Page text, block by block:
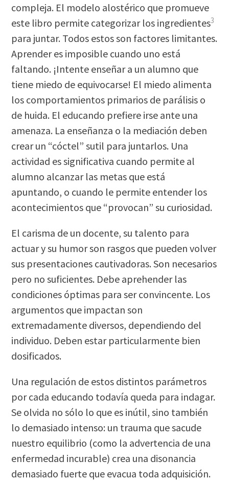
compleja. El modelo alostérico que promueve
este libro permite categorizar los ingredientes3
para juntar. Todos estos son factores limitantes.
Aprender es imposible cuando uno está
faltando. ¡Intente enseñar a un alumno que
tiene miedo de equivocarse! El miedo alimenta
los comportamientos primarios de parálisis o
de huida. El educando prefiere irse ante una
amenaza. La enseñanza o la mediación deben
crear un “cóctel” sutil para juntarlos. Una
actividad es significativa cuando permite al
alumno alcanzar las metas que está
apuntando, o cuando le permite entender los
acontecimientos que “provocan” su curiosidad.
El carisma de un docente, su talento para
actuar y su humor son rasgos que pueden volver
sus presentaciones cautivadoras. Son necesarios
pero no suficientes. Debe aprehender las
condiciones óptimas para ser convincente. Los
argumentos que impactan son
extremadamente diversos, dependiendo del
individuo. Deben estar particularmente bien
dosificados.
Una regulación de estos distintos parámetros
por cada educando todavía queda para indagar.
Se olvida no sólo lo que es inútil, sino también
lo demasiado intenso: un trauma que sacude
nuestro equilibrio (como la advertencia de una
enfermedad incurable) crea una disonancia
demasiado fuerte que evacua toda adquisición.